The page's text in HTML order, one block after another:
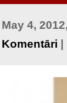
May 4,
Komentāri